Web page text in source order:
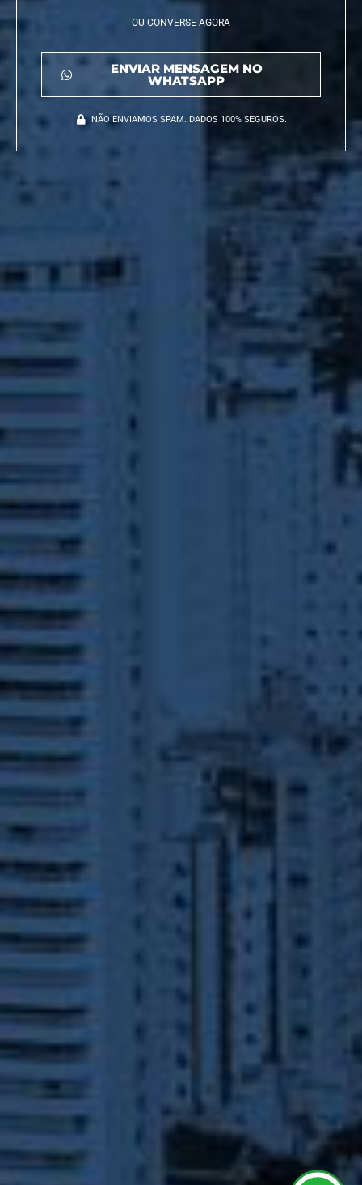
OU CONVERSE AGORA
ENVIAR MENSAGEM NO
WHATSAPP
NÃO ENVIAMOS SPAM. DADOS 100% SEGUROS.